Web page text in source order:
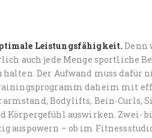
Leistungsfähigkeit. Denn
auch jede Menge sportliche
Der Aufwand muss dafür
daheim mit
Bodylifts, Bein-Curls,
Körpergefühl auswirken. Zwei-
auspowern – ob im